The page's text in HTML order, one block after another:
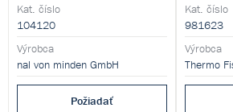
Kat. číslo
104120
Výrobca
nal von minden GmbH
Požiadať
Kat. číslo
981623
Výrobca
Thermo